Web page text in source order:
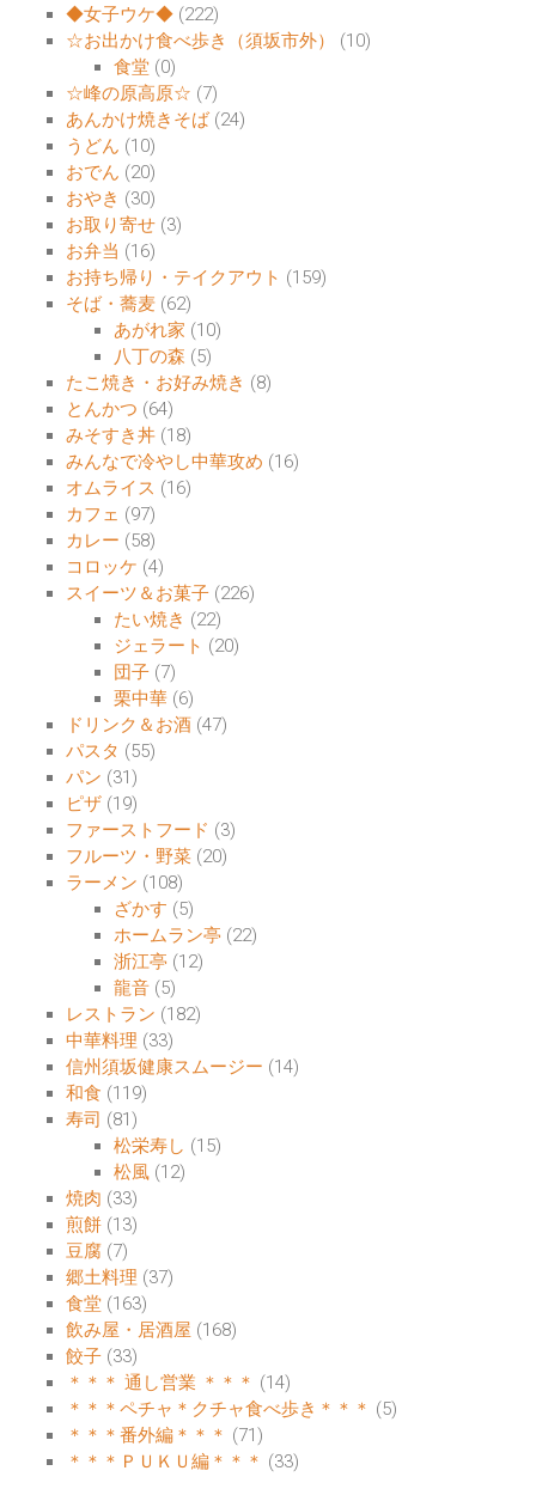
◆女子ウケ◆ (222)
☆お出かけ食べ歩き（須坂市外）
(10)
食堂 (0)
☆峰の原高原☆ (7)
あんかけ焼きそば (24)
うどん (10)
おでん (20)
おやき (30)
お取り寄せ (3)
お弁当 (16)
お持ち帰り・テイクアウト (159)
そば・蕎麦 (62)
あがれ家 (10)
八丁の森 (5)
たこ焼き・お好み焼き (8)
とんかつ (64)
みそすき丼 (18)
みんなで冷やし中華攻め (16)
オムライス (16)
カフェ (97)
カレー (58)
コロッケ (4)
スイーツ＆お菓子 (226)
たい焼き (22)
ジェラート (20)
団子 (7)
栗中華 (6)
ドリンク＆お酒 (47)
パスタ (55)
パン (31)
ピザ (19)
ファーストフード (3)
フルーツ・野菜 (20)
ラーメン (108)
ざかす (5)
ホームラン亭 (22)
浙江亭 (12)
龍音 (5)
レストラン (182)
中華料理 (33)
信州須坂健康スムージー (14)
和食 (119)
寿司 (81)
松栄寿し (15)
松風 (12)
焼肉 (33)
煎餅 (13)
豆腐 (7)
郷土料理 (37)
食堂 (163)
飲み屋・居酒屋 (168)
餃子 (33)
＊＊＊ 通し営業 ＊＊＊ (14)
＊＊＊ペチャ＊クチャ食べ歩き＊＊＊ (5)
＊＊＊番外編＊＊＊ (71)
＊＊＊ＰＵＫＵ編＊＊＊ (33)